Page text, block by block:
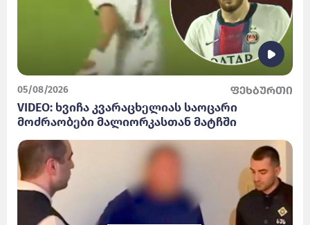
05/08/2026 ფეხბურთი
VIDEO: ხვიჩა კვარაცხელიას საოცარი
მოძრაობები მალიორკასთან მატჩში